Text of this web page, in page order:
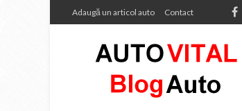
Adaugă un articol auto Contact